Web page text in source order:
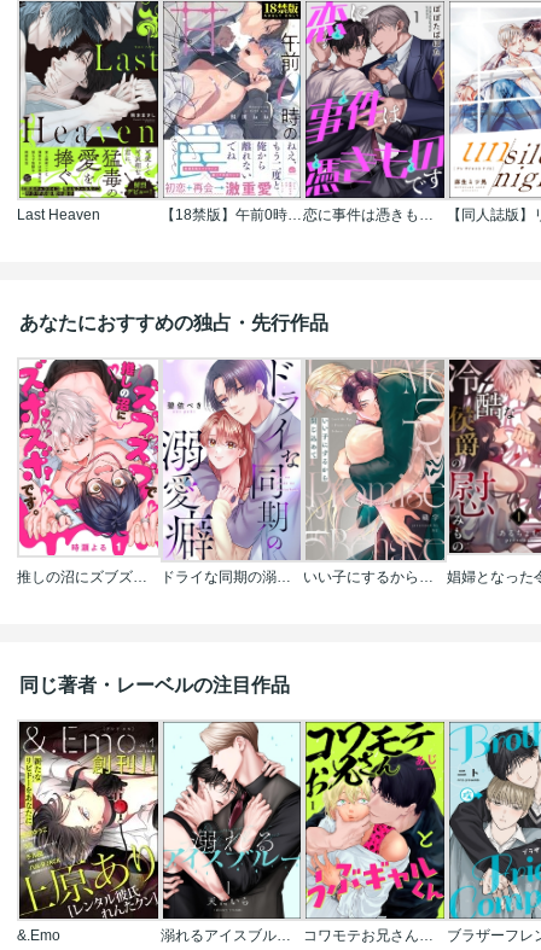
Last Heaven 【18禁版】午前0時の甘い罠 恋に事件は憑きものです(分冊版)
あなたにおすすめの独占・先行作品
ドライな同期の溺愛癖
同じ著者・レーベルの注目作品
&.Emo 溺れるアイスブルー(分冊版) コワモテお兄さんとうぶギャルくん(分冊版)